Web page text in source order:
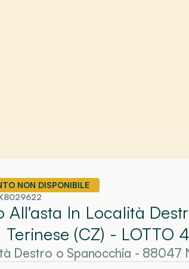
NON DISPONIBILE
All'asta In Località
(CZ) - LOTTO 4
Destro o Spanocchia - 88047